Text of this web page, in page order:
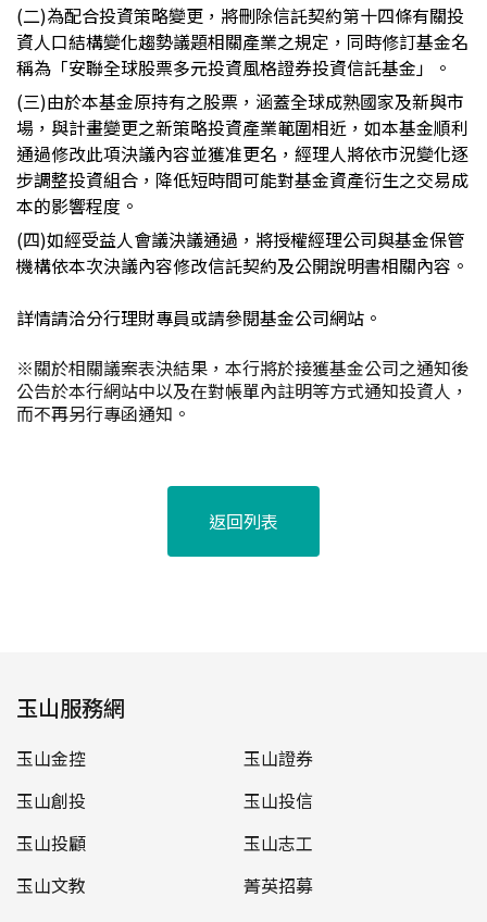
(二)為配合投資策略變更，將刪除信託契約第十四條有關投
資人口結構變化趨勢議題相關產業之規定，同時修訂基金名
稱為「安聯全球股票多元投資風格證券投資信託基金」。
(三)由於本基金原持有之股票，涵蓋全球成熟國家及新與市
場，與計畫變更之新策略投資產業範圍相近，如本基金順利
通過修改此項決議內容並獲准更名，經理人將依市況變化逐
步調整投資組合，降低短時間可能對基金資產衍生之交易成
本的影響程度。
(四)如經受益人會議決議通過，將授權經理公司與基金保管
機構依本次決議內容修改信託契約及公開說明書相關內容。
詳情請洽分行理財專員或請參閱基金公司網站。
※關於相關議案表決結果，本行將於接獲基金公司之通知後
公告於本行網站中以及在對帳單內註明等方式通知投資人，
而不再另行專函通知。
返回列表
玉山服務網
玉山金控
玉山證券
玉山創投
玉山投信
玉山投顧
玉山志工
玉山文教
菁英招募